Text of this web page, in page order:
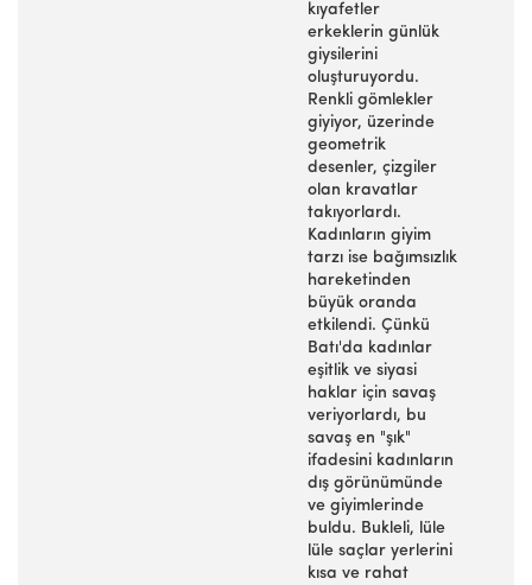
kıyafetler
erkeklerin günlük
giysilerini
oluşturuyordu.
Renkli gömlekler
giyiyor, üzerinde
geometrik
desenler, çizgiler
olan kravatlar
takıyorlardı.
Kadınların giyim
tarzı ise bağımsızlık
hareketinden
büyük oranda
etkilendi. Çünkü
Batı'da kadınlar
eşitlik ve siyasi
haklar için savaş
veriyorlardı, bu
savaş en "şık"
ifadesini kadınların
dış görünümünde
ve giyimlerinde
buldu. Bukleli, lüle
lüle saçlar yerlerini
kısa ve rahat